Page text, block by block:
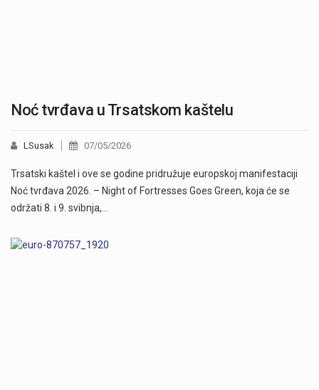
Noć tvrđava u Trsatskom kaštelu
LSusak 07/05/2026
Trsatski kaštel i ove se godine pridružuje europskoj manifestaciji
Noć tvrđava 2026. – Night of Fortresses Goes Green, koja će se
održati 8. i 9. svibnja,…